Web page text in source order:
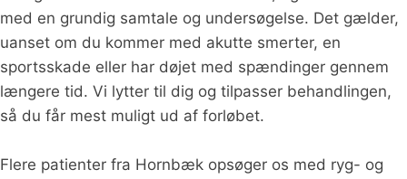
med en grundig samtale og undersøgelse. Det gælder,
uanset om du kommer med akutte smerter, en
sportsskade eller har døjet med spændinger gennem
længere tid. Vi lytter til dig og tilpasser behandlingen,
så du får mest muligt ud af forløbet.
Flere patienter fra Hornbæk opsøger os med ryg- og